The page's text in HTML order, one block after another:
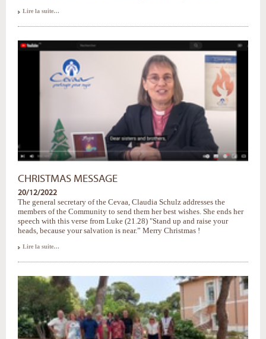
Message
-
Lire la suite…
CHRISTMAS MESSAGE
20/12/2022
The general secretary of the Cevaa, Claudia Schulz addresses the
members of the Community to send them her best wishes. She ends her
speech with this verse from Luke (21.28) "Stand up and raise your
heads, because your salvation is near.” Merry Christmas !
Christmas
Lire la suite…